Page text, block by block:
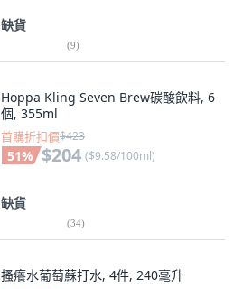
缺貨
(9)
Hoppa Kling Seven Brew碳酸飲料, 6
個, 355ml
首購折扣價$423
51% $204 ($9.58/100ml)
缺貨
(34)
搔癢水葡萄蘇打水, 4件, 240毫升